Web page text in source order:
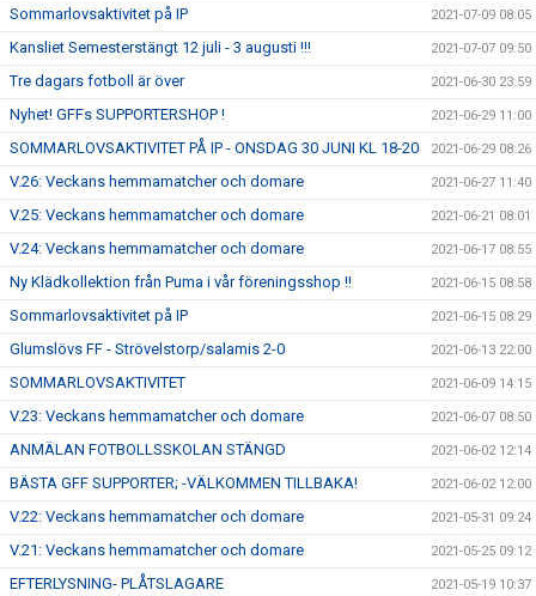
Sommarlovsaktivitet på IP 2021-07-09 08:05
Kansliet Semesterstängt 12 juli - 3 augusti !!! 2021-07-07 09:50
Tre dagars fotboll är över 2021-06-30 23:59
Nyhet! GFFs SUPPORTERSHOP ! 2021-06-29 11:00
SOMMARLOVSAKTIVITET PÅ IP - ONSDAG 30 JUNI KL 18-20 2021-06-29 08:26
V.26: Veckans hemmamatcher och domare 2021-06-27 11:40
V.25: Veckans hemmamatcher och domare 2021-06-21 08:01
V.24: Veckans hemmamatcher och domare 2021-06-17 08:55
Ny Klädkollektion från Puma i vår föreningsshop !! 2021-06-15 08:58
Sommarlovsaktivitet på IP 2021-06-15 08:29
Glumslövs FF - Strövelstorp/salamis 2-0 2021-06-13 22:00
SOMMARLOVSAKTIVITET 2021-06-09 14:15
V.23: Veckans hemmamatcher och domare 2021-06-07 08:50
ANMÄLAN FOTBOLLSSKOLAN STÄNGD 2021-06-02 12:14
BÄSTA GFF SUPPORTER; -VÄLKOMMEN TILLBAKA! 2021-06-02 12:00
V.22: Veckans hemmamatcher och domare 2021-05-31 09:24
V.21: Veckans hemmamatcher och domare 2021-05-25 09:12
EFTERLYSNING- PLÅTSLAGARE 2021-05-19 10:37